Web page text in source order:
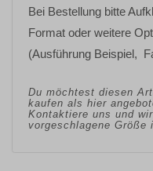
Bei Bestellung bitte
Format oder weitere
(Ausführung Beispiel,
Du möchtest diesen
kaufen als hier
Kontaktiere uns und
vorgeschlagene Größe